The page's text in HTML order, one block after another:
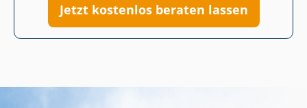
Jetzt kostenlos beraten lassen